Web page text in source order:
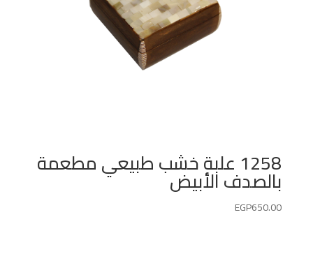
1258 علبة خشب طبيعي مطعمة
بالصدف الأبيض
EGP650.00